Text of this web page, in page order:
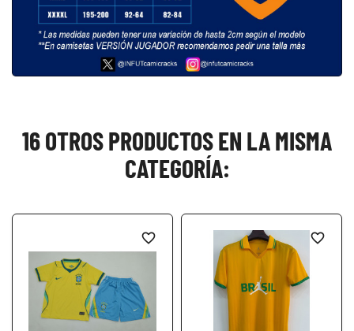
16 OTROS PRODUCTOS EN LA MISMA
CATEGORÍA:
favorite_border favorite_border